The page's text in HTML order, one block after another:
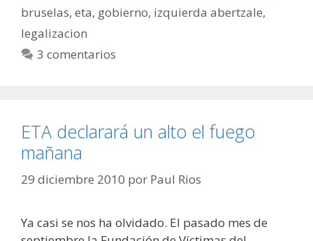
bruselas, eta, gobierno, izquierda abertzale,
legalizacion
3 comentarios
ETA declarará un alto el fuego
mañana
29 diciembre 2010 por Paul Rios
Ya casi se nos ha olvidado. El pasado mes de